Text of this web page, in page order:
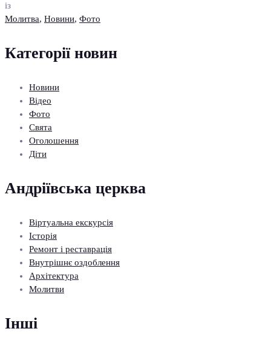
із
Молитва, Новини, Фото
Категорії новин
Новини
Відео
Фото
Свята
Оголошення
Діти
Андріївська церква
Віртуальна екскурсія
Історія
Ремонт і реставрація
Внутрішнє оздоблення
Архітектура
Молитви
Інші